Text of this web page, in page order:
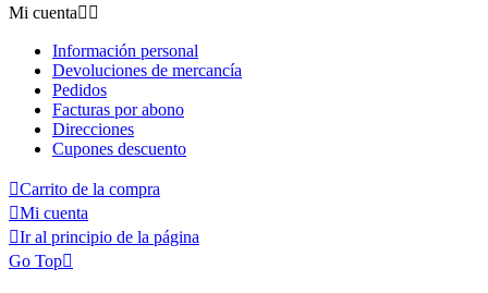
Mi cuenta 
Información personal
Devoluciones de mercancía
Pedidos
Facturas por abono
Direcciones
Cupones descuento
Carrito de la compra
Mi cuenta
Ir al principio de la página
Go Top